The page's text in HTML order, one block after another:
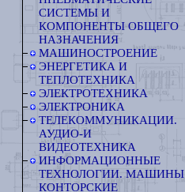
СИСТЕМЫ И
КОМПОНЕНТЫ ОБЩЕГО
НАЗНАЧЕНИЯ
МАШИНОСТРОЕНИЕ
ЭНЕРГЕТИКА И
ТЕПЛОТЕХНИКА
ЭЛЕКТРОТЕХНИКА
ЭЛЕКТРОНИКА
ТЕЛЕКОММУНИКАЦИИ.
АУДИО-И
ВИДЕОТЕХНИКА
ИНФОРМАЦИОННЫЕ
ТЕХНОЛОГИИ. МАШИНЫ
КОНТОРСКИЕ